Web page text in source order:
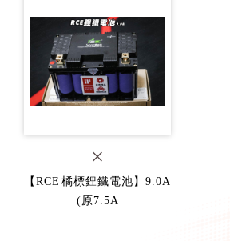
【RCE 橘標鋰鐵電池】9.0A
(原7.5A